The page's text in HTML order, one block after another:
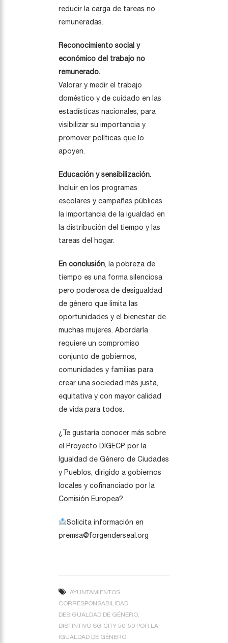
reducir la carga de tareas no
remuneradas.
Reconocimiento social y
económico del trabajo no
remunerado.
Valorar y medir el trabajo
doméstico y de cuidado en las
estadísticas nacionales, para
visibilizar su importancia y
promover políticas que lo
apoyen.
Educación y sensibilización.
Incluir en los programas
escolares y campañas públicas
la importancia de la igualdad en
la distribución del tiempo y las
tareas del hogar.
En conclusión, la pobreza de
tiempo es una forma silenciosa
pero poderosa de desigualdad
de género que limita las
oportunidades y el bienestar de
muchas mujeres. Abordarla
requiere un compromiso
conjunto de gobiernos,
comunidades y familias para
crear una sociedad más justa,
equitativa y con mayor calidad
de vida para todos.
¿Te gustaría conocer más sobre
el Proyecto DIGECP por la
Igualdad de Género de Ciudades
y Pueblos, dirigido a gobiernos
locales y cofinanciado por la
Comisión Europea?
Solicita información en
premsa@forgenderseal.org
AYUNTAMIENTOS
CORRESPONSABILIDAD
DESIGUALDAD DE GÉNERO
DISTINTIVO SG CITY 50-50 POR LA
IGUALDAD DE GÉNERO